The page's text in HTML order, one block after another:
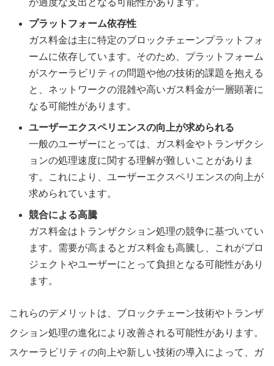
が過度な支出となる可能性があります。
プラットフォーム依存性
ガス料金は主に特定のブロックチェーンプラットフォ
ームに依存しています。そのため、プラットフォーム
がスケーラビリティの問題や他の技術的課題を抱える
と、ネットワークの混雑や高いガス料金が一層顕著に
なる可能性があります。
ユーザーエクスペリエンスの向上が求められる
一般のユーザーにとっては、ガス料金やトランザクシ
ョンの処理速度に関する理解が難しいことがありま
す。これにより、ユーザーエクスペリエンスの向上が
求められています。
競合による高騰
ガス料金はトランザクション処理の競争に基づいてい
ます。需要が高まるとガス料金も高騰し、これがプロ
ジェクトやユーザーにとって負担となる可能性があり
ます。
これらのデメリットは、ブロックチェーン技術やトランザ
クション処理の進化により改善される可能性があります。
スケーラビリティの向上や新しい技術の導入によって、ガ